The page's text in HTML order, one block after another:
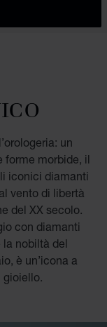
7 8 9
SLIDE 10
un
forme morbide, il
iconici diamanti
vento di libertà
del XX secolo.
con diamanti
la nobiltà del
è un’icona a
gioiello.